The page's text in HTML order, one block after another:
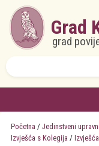
Skoči na glavni sadržaj
Grad
grad
Početna / Jedinstveni
Izvješća s Kolegija /